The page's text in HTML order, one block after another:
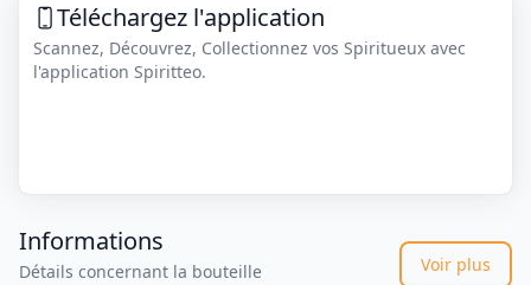
Téléchargez l'application
Scannez, Découvrez, Collectionnez vos Spiritueux avec
l'application Spiritteo.
Informations
Détails concernant la bouteille Voir plus